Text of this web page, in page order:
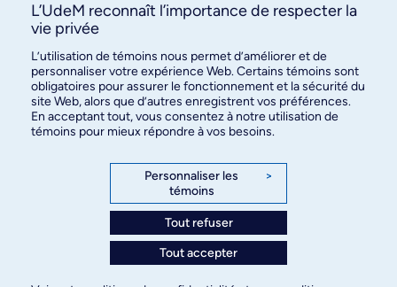
La clinique
Services
FAQ
Nous joindre
Faculté de médecine, Université de Montréal, 2026. Tous
L’UdeM reconnaît l’importance de respecter la
vie privée
L’utilisation de témoins nous permet d’améliorer et de
personnaliser votre expérience Web. Certains témoins sont
obligatoires pour assurer le fonctionnement et la sécurité du
site Web, alors que d’autres enregistrent vos préférences.
En acceptant tout, vous consentez à notre utilisation de
témoins pour mieux répondre à vos besoins.
Personnaliser les
témoins
>
Tout refuser
Tout accepter